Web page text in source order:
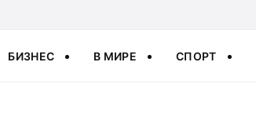
БИЗНЕС В МИРЕ СПОРТ